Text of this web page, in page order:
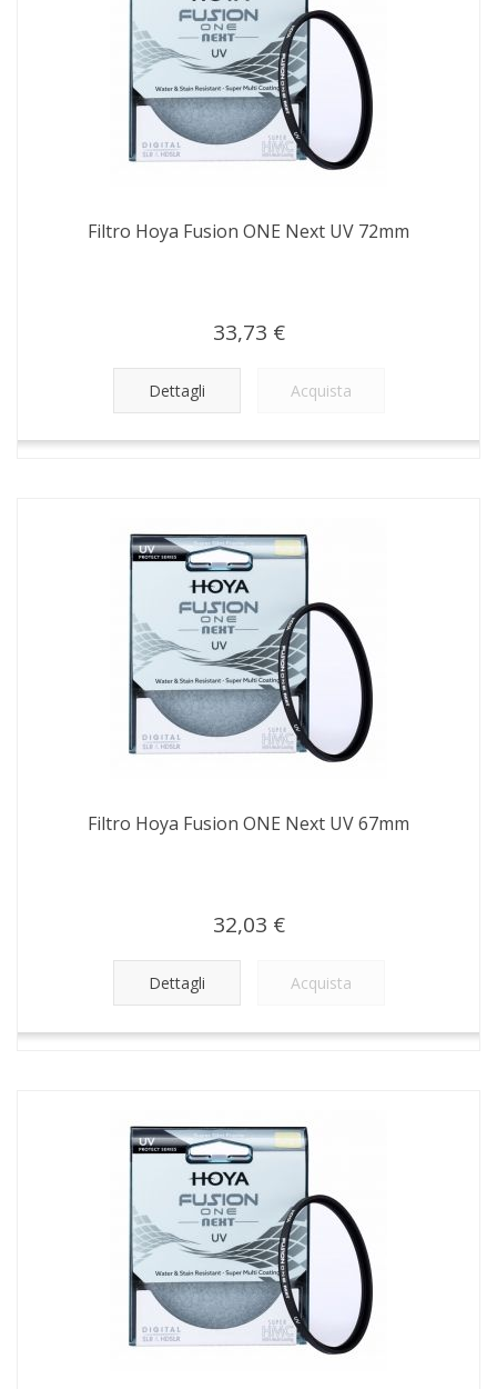
Filtro Hoya Fusion ONE Next UV 72mm
33,73 €
Dettagli Acquista
Filtro Hoya Fusion ONE Next UV 67mm
32,03 €
Dettagli Acquista